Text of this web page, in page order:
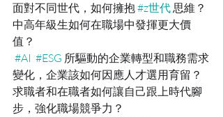
面對不同世代，如何擁抱 #z世代 思維？
中高年級生如何在職場中發揮更大價
值？
#AI #ESG 所驅動的企業轉型和職務需求
變化，企業該如何因應人才選用育留？
求職者和在職者如何讓自己跟上時代腳
步，強化職場競爭力？